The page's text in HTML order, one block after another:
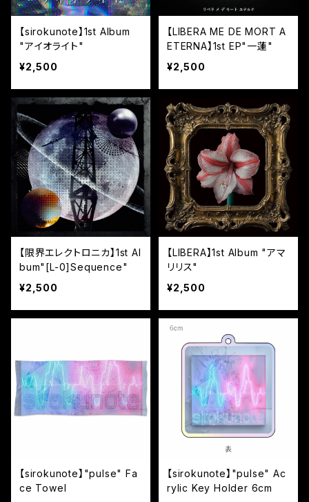
【sirokunote】1st Album
"アイオライト"
¥2,500
【LIBERA ME DE MORT A
ETERNA】1st EP"一蓮"
¥2,500
【限界エレクトロニカ】1st Al
bum"[L-0]Sequence"
¥2,500
【LIBERA】1st Album "アマ
リリス"
¥2,500
【sirokunote】"pulse" Fa
ce Towel
【sirokunote】"pulse" Ac
rylic Key Holder 6cm